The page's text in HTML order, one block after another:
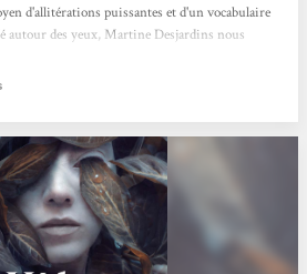
d'allitérations puissantes et d'un vocabulaire
autour des yeux, Martine Desjardins nous